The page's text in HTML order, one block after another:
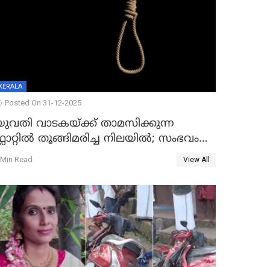
Posted On 31-12-2025
വാടകയ്ക്ക് താമസിക്കുന്ന
തൂങ്ങിമരിച്ച നിലയില്‍; സംഭവം
Read View All